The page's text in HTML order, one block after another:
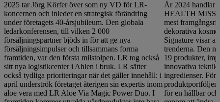
2025 tar Jörg Körfer över som ny VD för LR-
koncernen och inleder en strategisk förändring
under företagets 40-årsjubileum. Den globala
ledarkonferensen, till vilken 2 000
försäljningspartner bjöds in för att ge nya
försäljningsimpulser och tillsammans forma
framtiden, var den första milstolpen. LR tog också
sitt nya logistikcenter i Ahlen i bruk. LR sätter
också tydliga prioriteringar när det gäller innehåll: i
april underströk företaget återigen sin expertis inom
aloe vera med LR Aloe Via Magic Power Duo. I
År 2024 handlar
HEALTH
mest
dekorativa
Signature visar
trenderna. Den
19 produkter,
innovativa
ingredienser.
för en hållbar